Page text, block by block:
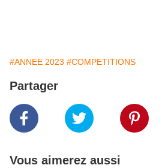
#ANNEE 2023 #COMPETITIONS
Partager
Vous aimerez aussi